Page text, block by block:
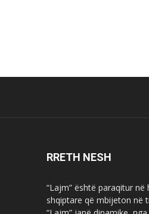
RRETH NESH
“Lajm” është paraqitur
shqiptare që mbijeton në